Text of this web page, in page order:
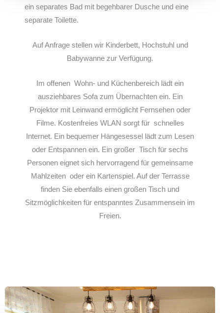
ein separates Bad mit begehbarer Dusche und eine
separate Toilette.
Auf Anfrage stellen wir Kinderbett, Hochstuhl und
Babywanne zur Verfügung.
Im offenen Wohn- und Küchenbereich lädt ein
ausziehbares Sofa zum Übernachten ein. Ein
Projektor mit Leinwand ermöglicht Fernsehen oder
Filme. Kostenfreies WLAN sorgt für schnelles
Internet. Ein bequemer Hängesessel lädt zum Lesen
oder Entspannen ein. Ein großer Tisch für sechs
Personen eignet sich hervorragend für gemeinsame
Mahlzeiten oder ein Kartenspiel. Auf der Terrasse
finden Sie ebenfalls einen großen Tisch und
Sitzmöglichkeiten für entspanntes Zusammensein im
Freien.